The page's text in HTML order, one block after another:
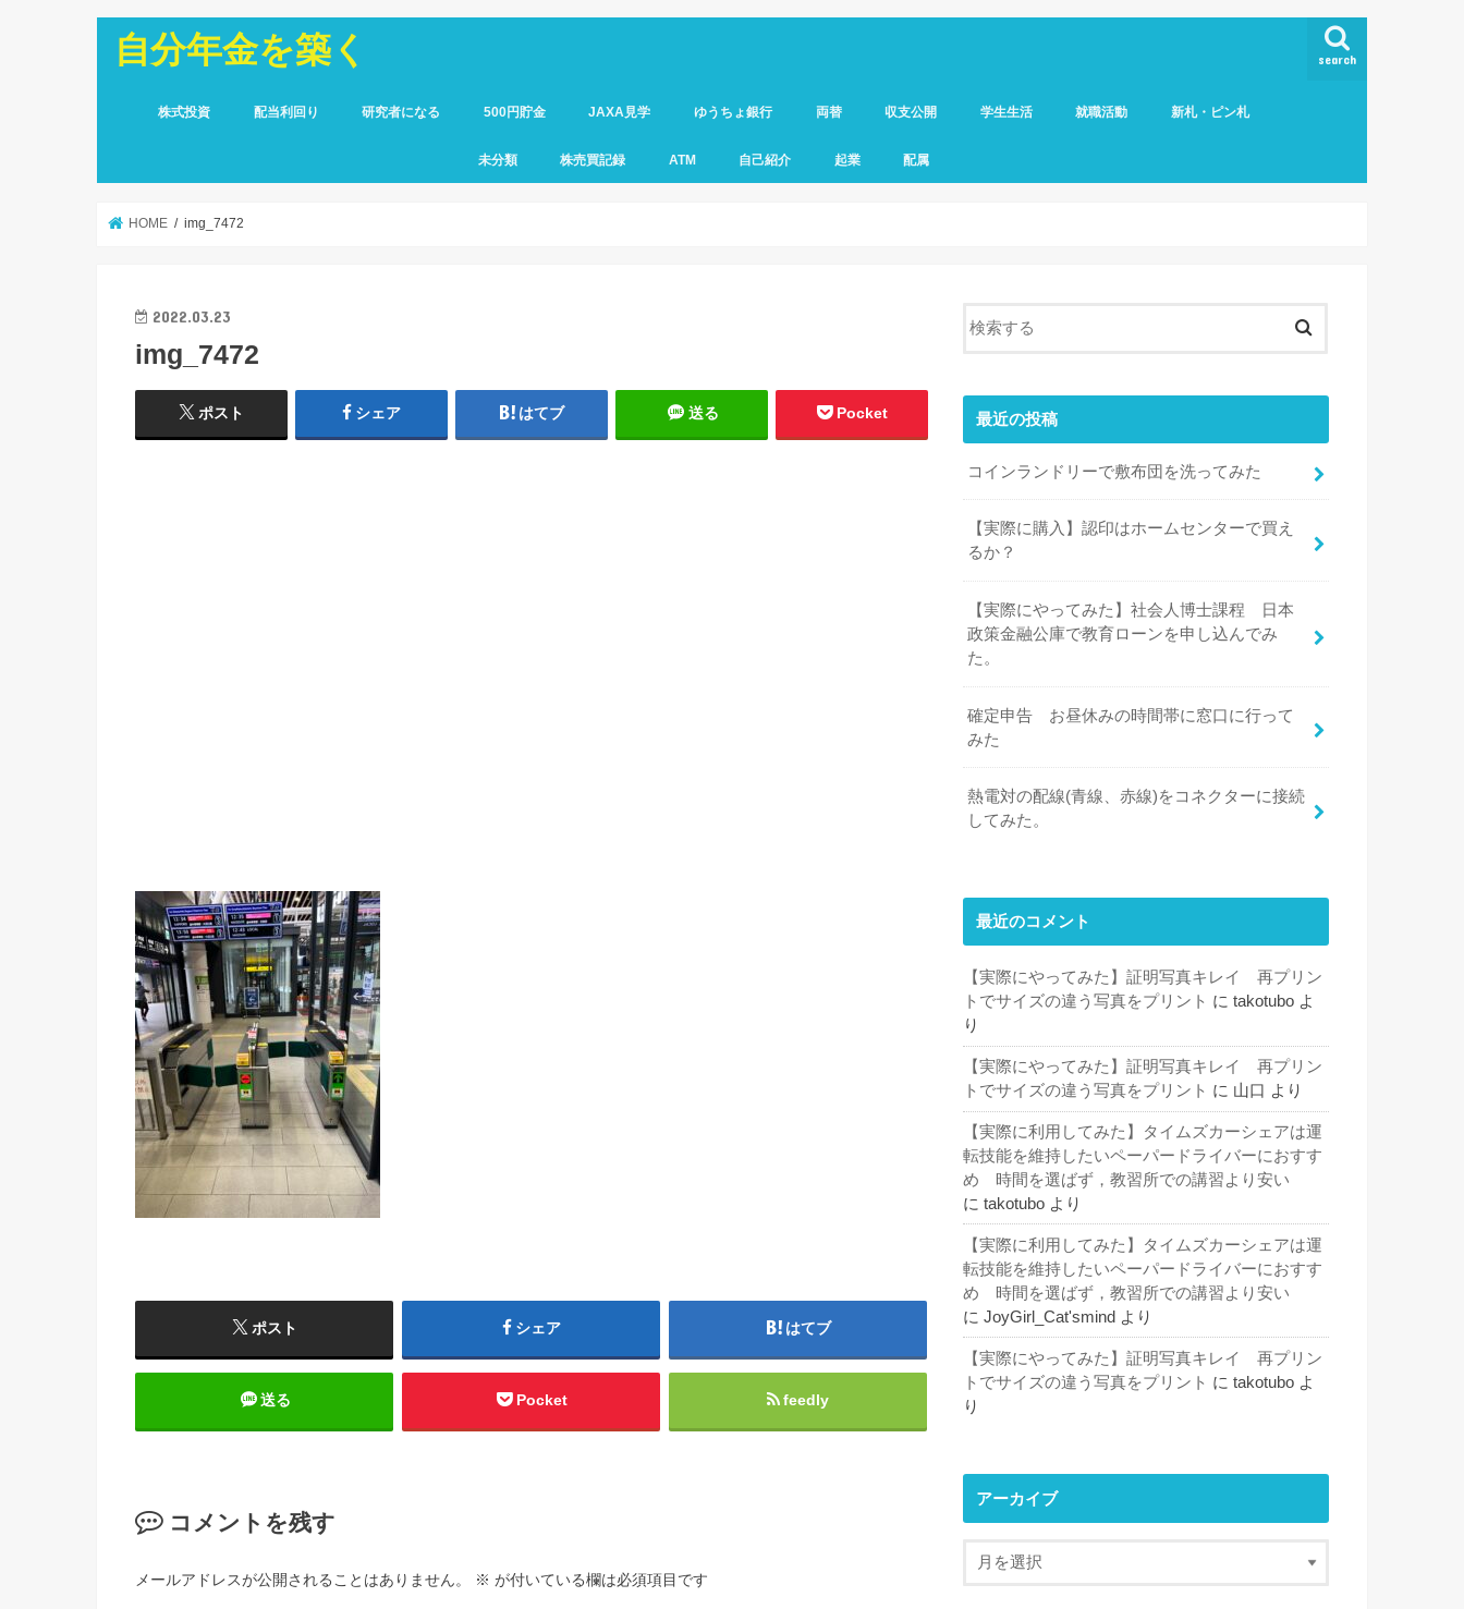
自分年金を築く search
株式投資 配当利回り 研究者になる 500円貯金 JAXA見学 ゆうちょ銀行 両替 収支公開 学生生活 就職活動 新札・ピン札
未分類 株売買記録 ATM 自己紹介 起業 配属
HOME img_7472
2022.03.23
img_7472
ポスト シェア はてブ 送る Pocket
ポスト シェア はてブ
送る Pocket feedly
コメントを残す
メールアドレスが公開されることはありません。 ※ が付いている欄は必須項目です
最近の投稿
コインランドリーで敷布団を洗ってみた
【実際に購入】認印はホームセンターで買え
るか？
【実際にやってみた】社会人博士課程 日本
政策金融公庫で教育ローンを申し込んでみ
た。
確定申告 お昼休みの時間帯に窓口に行って
みた
熱電対の配線(青線、赤線)をコネクターに接続
してみた。
最近のコメント
【実際にやってみた】証明写真キレイ 再プリン
トでサイズの違う写真をプリント に takotubo よ
り
【実際にやってみた】証明写真キレイ 再プリン
トでサイズの違う写真をプリント に 山口 より
【実際に利用してみた】タイムズカーシェアは運
転技能を維持したいペーパードライバーにおすす
め 時間を選ばず，教習所での講習より安い
に takotubo より
【実際に利用してみた】タイムズカーシェアは運
転技能を維持したいペーパードライバーにおすす
め 時間を選ばず，教習所での講習より安い
に JoyGirl_Cat'smind より
【実際にやってみた】証明写真キレイ 再プリン
トでサイズの違う写真をプリント に takotubo よ
り
アーカイブ